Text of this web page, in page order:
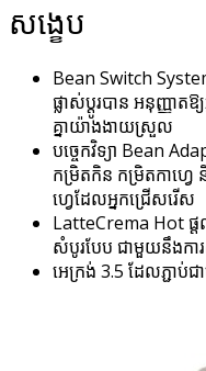
សង្ខេប
Bean Switch
ផ្លាស់ប្តូរបាន អនុញ្ញាត
គ្នាយ៉ាងងាយស្រួល
បច្ចេកវិទ្យា Bean
កម្រិតកិន កម្រិតកាហ្វ
ហ្វេដែលអ្នកជ្រើសរើស
LatteCrema Hot ផ្
សំបូរបែប ជាមួយនឹងការ
អេក្រង់ 3.5​ ដែលភ្ជាប់